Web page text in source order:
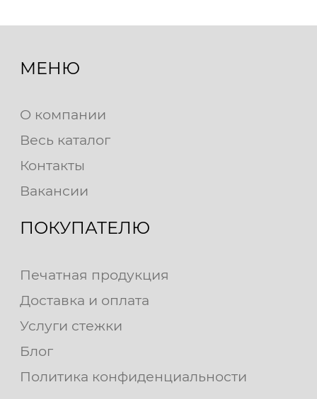
МЕНЮ
О компании
Весь каталог
Контакты
Вакансии
ПОКУПАТЕЛЮ
Печатная продукция
Доставка и оплата
Услуги стежки
Блог
Политика конфиденциальности